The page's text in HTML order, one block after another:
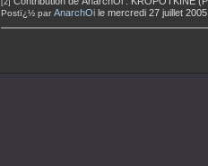
[2]
Postï¿½ par AnarchOi le mercredi 27 juillet